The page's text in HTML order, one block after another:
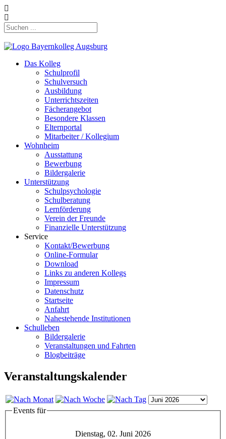
Das Kolleg
Schulprofil
Schulversuch
Ausbildung
Unterrichtszeiten
Fächerangebot
Besondere Klassen
Elternportal
Mitarbeiter / Kollegium
Wohnheim
Ausstattung
Bewerbung
Bildergalerie
Unterstützung
Schulpsychologie
Schulberatung
Lernförderung
Verein der Freunde
Finanzielle Unterstützung
Service
Kontakt/Bewerbung
Online-Formular
Download
Links zu anderen Kollegs
Impressum
Datenschutz
Startseite
Anfahrt
Nahestehende Institutionen
Schulleben
Bildergalerie
Veranstaltungen und Fahrten
Blogbeiträge
Veranstaltungskalender
Events für
Dienstag, 02. Juni 2026